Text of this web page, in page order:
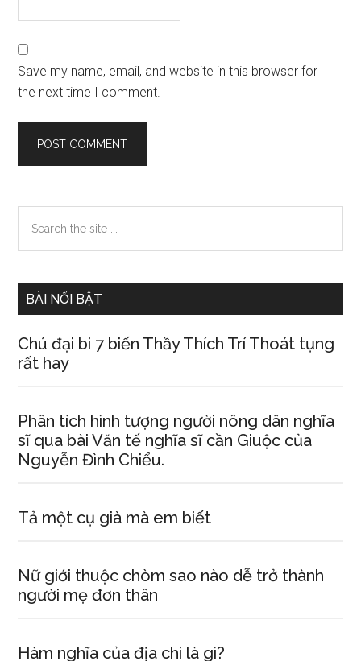
Save my name, email, and website in this browser for
the next time I comment.
Primary
Sidebar
the
BÀI NỔI BẬT
Chú đại bi 7 biến Thầy Thích Trí Thoát tụng
rất hay
Phân tích hình tượng người nông dân nghĩa
sĩ qua bài Văn tế nghĩa sĩ cần Giuộc của
Nguyễn Đình Chiểu.
Tả một cụ già mà em biết
Nữ giới thuộc chòm sao nào dễ trở thành
người mẹ đơn thân
Hàm nghĩa của địa chi là gì?